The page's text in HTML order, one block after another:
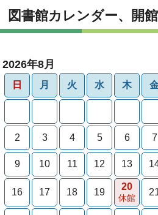
図書館カレンダー、開
2026年8月
日 月 火 水 木
2 3 4 5 6 7
9 10 11 12 13
16 17 18 19
20
休館